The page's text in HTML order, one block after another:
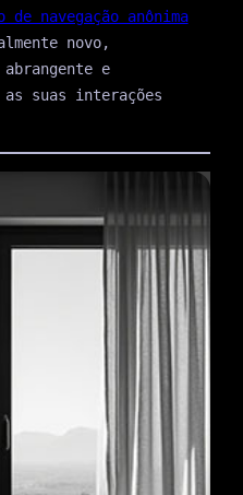
de navegação anônima
novo,
e
suas interações